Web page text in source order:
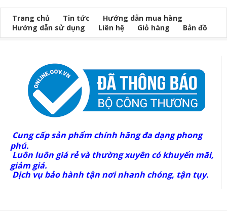
Trang chủ Tin tức
Hướng dẫn mua hàng
Hướng dẫn sử dụng
Liên hệ Giỏ hàng Bản đồ
Cung cấp sản phẩm chính hãng đa dạng phong
phú.
Luôn luôn giá rẻ và thường xuyên có khuyến mãi,
giảm giá.
Dịch vụ bảo hành tận nơi nhanh chóng, tận tụy.